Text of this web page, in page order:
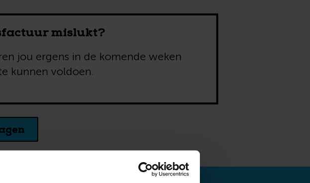
mislukt?
jou ergens in de komende weken
kunnen voldoen.